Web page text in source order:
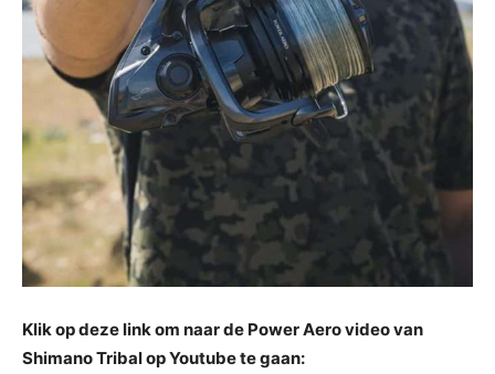
Klik op deze link om naar de Power Aero video van
Shimano Tribal op Youtube te gaan: